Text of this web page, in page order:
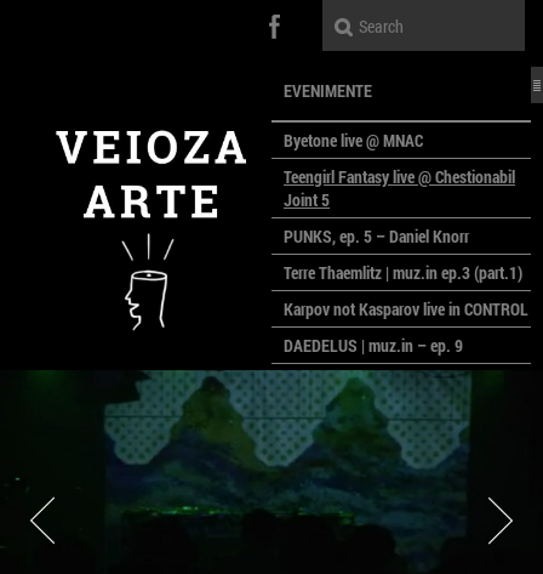
EVENIMENTE
Byetone live @ MNAC
Teengirl Fantasy live @ Chestionabil
Joint 5
PUNKS, ep. 5 – Daniel Knorr
Terre Thaemlitz | muz.in ep.3 (part.1)
Karpov not Kasparov live in CONTROL
DAEDELUS | muz.in – ep. 9
LALELE, LALELE – prima premieră a
anului la MACAZ
CinePOLSKA – filme poloneze la
București
PEOPLE OF ROMANIA se lansează la
galeria Simeza
All Stars For Outernational